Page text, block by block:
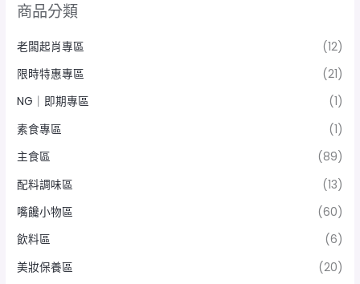
商品分類
老闆起肖專區
(12)
限時特惠專區
(21)
NG｜即期專區
(1)
素食專區
(1)
主食區
(89)
配料調味區
(13)
嘴饞小物區
(60)
飲料區
(6)
美妝保養區
(20)